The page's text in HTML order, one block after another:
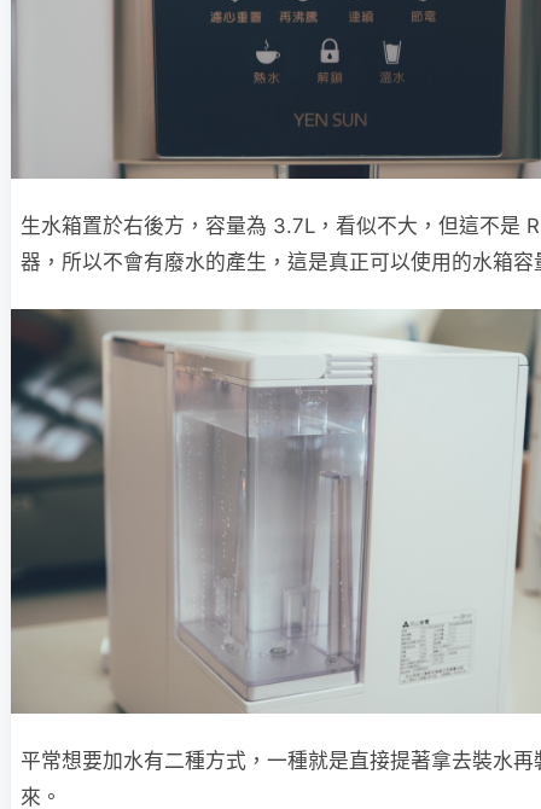
生水箱置於右後方，容量為 3.7L，看似不大，但這不是
器，所以不會有廢水的產生，這是真正可以使用的水箱容
平常想要加水有二種方式，一種就是直接提著拿去裝水再
來。